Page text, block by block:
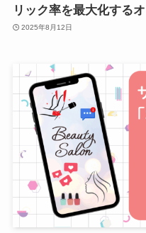
リック率を最大化する
2025年8月12日